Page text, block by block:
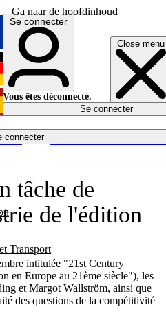
Ga naar de hoofdinhoud
Close menu
connecter
Transport
English
Deutsch
Español
Se connecter
Vous êtes déconnecté.
Se connecter
tâche de
de l'édition
intitulée "21st Century
en Europe au 21ème siècle"), les
et Margot Wallström, ainsi que
des questions de la compétitivité